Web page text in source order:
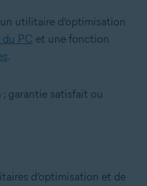
utilitaire d’optimisation
PC et une fonction
.
garantie satisfait ou
d’optimisation et de